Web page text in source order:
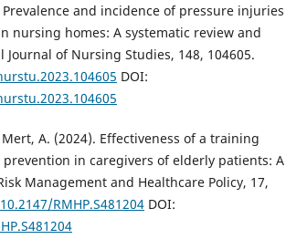
Prevalence and incidence of pressure injuries
nursing homes: A systematic review and
of Nursing Studies, 148, 104605.
DOI:
Mert, A. (2024). Effectiveness of a training
in caregivers of elderly patients: A
Management and Healthcare Policy, 17,
RMHP.S481204 DOI: